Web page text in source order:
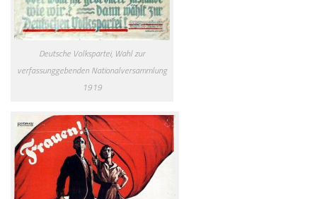
Deutsche Volkspartei, Wahl zur
verfassunggebenden Nationalversammlung
1919